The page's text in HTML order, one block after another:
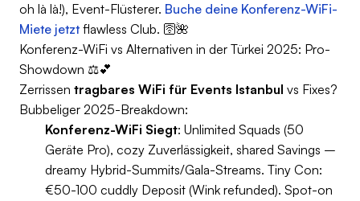
oh là là!), Event-Flüsterer. Buche deine Konferenz-WiFi-
Miete jetzt flawless Club. 🛜🌺
Konferenz-WiFi vs Alternativen in der Türkei 2025: Pro-
Showdown ⚖️💕
Zerrissen tragbares WiFi für Events Istanbul vs Fixes?
Bubbeliger 2025-Breakdown:
Konferenz-WiFi Siegt: Unlimited Squads (50
Geräte Pro), cozy Zuverlässigkeit, shared Savings –
dreamy Hybrid-Summits/Gala-Streams. Tiny Con:
€50-100 cuddly Deposit (Wink refunded). Spot-on